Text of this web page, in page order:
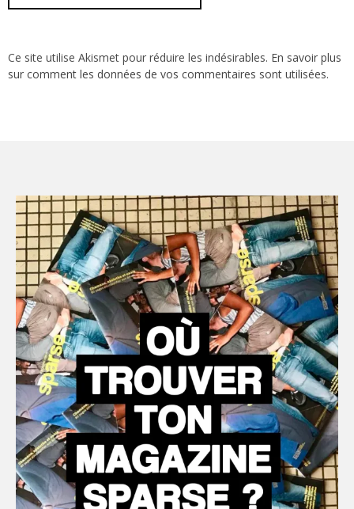
Ce site utilise Akismet pour réduire les indésirables. En savoir plus
sur comment les données de vos commentaires sont utilisées.